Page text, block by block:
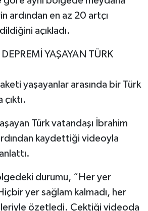
ardından en az 20 artçı
açıkladı.
YAŞAYAN TÜRK
yaşayanlar arasında bir Türk
Türk vatandaşı İbrahim
kaydettiği videoyla
durumu, “Her yer
yer sağlam kalmadı, her
özetledi. Çektiği videoda